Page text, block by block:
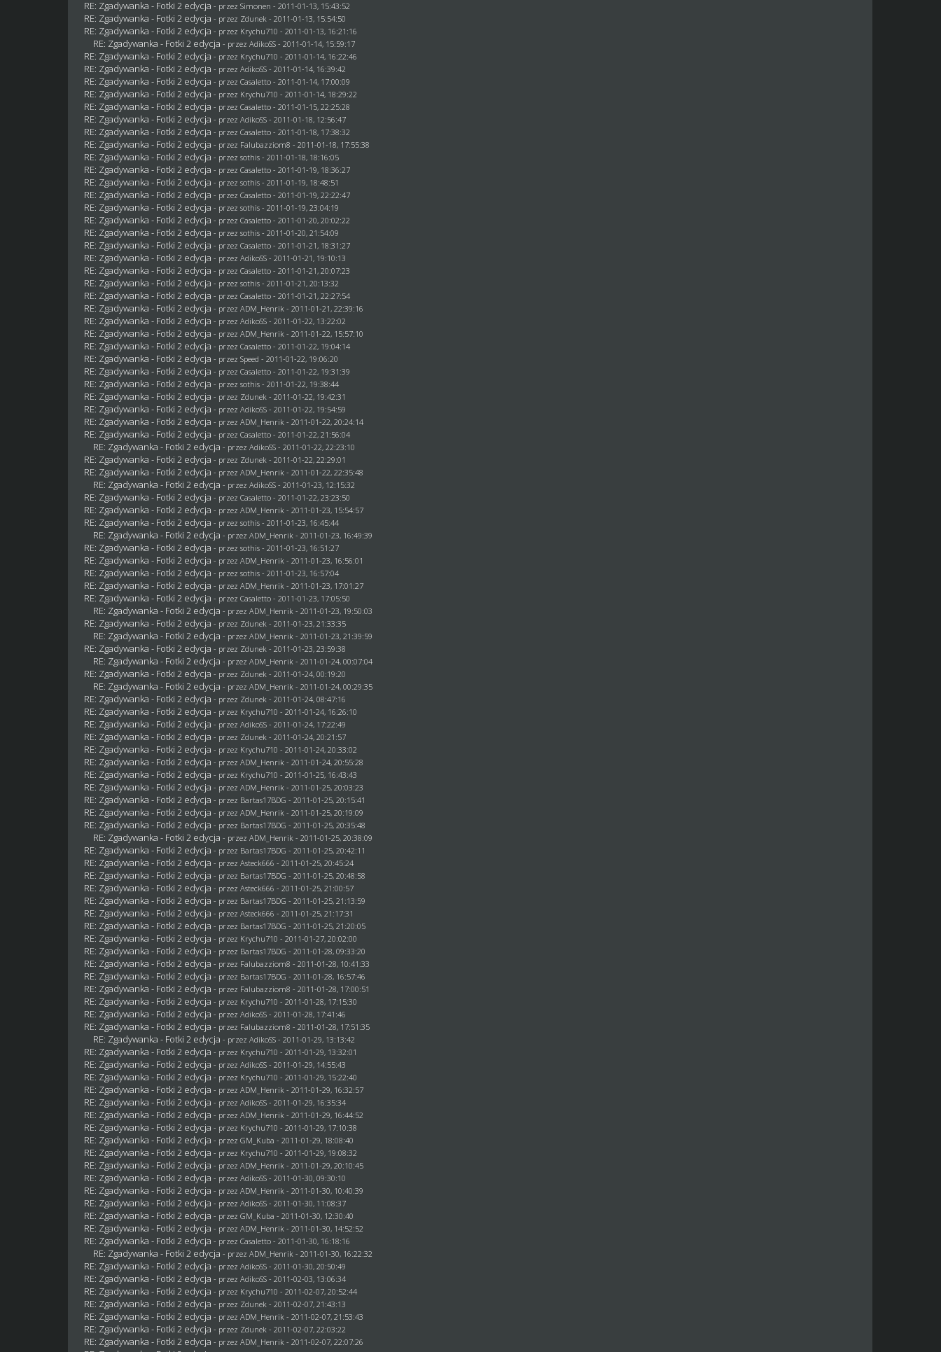
RE: Zgadywanka - Fotki 2 edycja - przezSimonen - 2011-01-13, 15:43:52
RE: Zgadywanka - Fotki 2 edycja - przez Zdunek - 2011-01-13, 15:54:50
RE: Zgadywanka - Fotki 2 edycja - przez Krychu710 - 2011-01-13, 16:21:16
RE: Zgadywanka - Fotki 2 edycja - przez AdikoSS - 2011-01-14, 15:59:17
RE: Zgadywanka - Fotki 2 edycja - przez Krychu710 - 2011-01-14, 16:22:46
RE: Zgadywanka - Fotki 2 edycja - przez AdikoSS - 2011-01-14, 16:39:42
RE: Zgadywanka - Fotki 2 edycja - przezCasaletto - 2011-01-14, 17:00:09
RE: Zgadywanka - Fotki 2 edycja - przez Krychu710 - 2011-01-14, 18:29:22
RE: Zgadywanka - Fotki 2 edycja - przezCasaletto - 2011-01-15, 22:25:28
RE: Zgadywanka - Fotki 2 edycja - przez AdikoSS - 2011-01-18, 12:56:47
RE: Zgadywanka - Fotki 2 edycja - przezCasaletto - 2011-01-18, 17:38:32
RE: Zgadywanka - Fotki 2 edycja - przez Falubazziom8 - 2011-01-18, 17:55:38
RE: Zgadywanka - Fotki 2 edycja - przezsothis - 2011-01-18, 18:16:05
RE: Zgadywanka - Fotki 2 edycja - przezCasaletto - 2011-01-19, 18:36:27
RE: Zgadywanka - Fotki 2 edycja - przezsothis - 2011-01-19, 18:48:51
RE: Zgadywanka - Fotki 2 edycja - przezCasaletto - 2011-01-19, 22:22:47
RE: Zgadywanka - Fotki 2 edycja - przezsothis - 2011-01-19, 23:04:19
RE: Zgadywanka - Fotki 2 edycja - przezCasaletto - 2011-01-20, 20:02:22
RE: Zgadywanka - Fotki 2 edycja - przezsothis - 2011-01-20, 21:54:09
RE: Zgadywanka - Fotki 2 edycja - przezCasaletto - 2011-01-21, 18:31:27
RE: Zgadywanka - Fotki 2 edycja - przez AdikoSS - 2011-01-21, 19:10:13
RE: Zgadywanka - Fotki 2 edycja - przezCasaletto - 2011-01-21, 20:07:23
RE: Zgadywanka - Fotki 2 edycja - przezsothis - 2011-01-21, 20:13:32
RE: Zgadywanka - Fotki 2 edycja - przezCasaletto - 2011-01-21, 22:27:54
RE: Zgadywanka - Fotki 2 edycja - przezADM_Henrik - 2011-01-21, 22:39:16
RE: Zgadywanka - Fotki 2 edycja - przez AdikoSS - 2011-01-22, 13:22:02
RE: Zgadywanka - Fotki 2 edycja - przezADM_Henrik - 2011-01-22, 15:57:10
RE: Zgadywanka - Fotki 2 edycja - przezCasaletto - 2011-01-22, 19:04:14
RE: Zgadywanka - Fotki 2 edycja - przezSpeed - 2011-01-22, 19:06:20
RE: Zgadywanka - Fotki 2 edycja - przezCasaletto - 2011-01-22, 19:31:39
RE: Zgadywanka - Fotki 2 edycja - przezsothis - 2011-01-22, 19:38:44
RE: Zgadywanka - Fotki 2 edycja - przez Zdunek - 2011-01-22, 19:42:31
RE: Zgadywanka - Fotki 2 edycja - przez AdikoSS - 2011-01-22, 19:54:59
RE: Zgadywanka - Fotki 2 edycja - przezADM_Henrik - 2011-01-22, 20:24:14
RE: Zgadywanka - Fotki 2 edycja - przezCasaletto - 2011-01-22, 21:56:04
RE: Zgadywanka - Fotki 2 edycja - przez AdikoSS - 2011-01-22, 22:23:10
RE: Zgadywanka - Fotki 2 edycja - przez Zdunek - 2011-01-22, 22:29:01
RE: Zgadywanka - Fotki 2 edycja - przezADM_Henrik - 2011-01-22, 22:35:48
RE: Zgadywanka - Fotki 2 edycja - przez AdikoSS - 2011-01-23, 12:15:32
RE: Zgadywanka - Fotki 2 edycja - przezCasaletto - 2011-01-22, 23:23:50
RE: Zgadywanka - Fotki 2 edycja - przezADM_Henrik - 2011-01-23, 15:54:57
RE: Zgadywanka - Fotki 2 edycja - przezsothis - 2011-01-23, 16:45:44
RE: Zgadywanka - Fotki 2 edycja - przezADM_Henrik - 2011-01-23, 16:49:39
RE: Zgadywanka - Fotki 2 edycja - przezsothis - 2011-01-23, 16:51:27
RE: Zgadywanka - Fotki 2 edycja - przezADM_Henrik - 2011-01-23, 16:56:01
RE: Zgadywanka - Fotki 2 edycja - przezsothis - 2011-01-23, 16:57:04
RE: Zgadywanka - Fotki 2 edycja - przezADM_Henrik - 2011-01-23, 17:01:27
RE: Zgadywanka - Fotki 2 edycja - przezCasaletto - 2011-01-23, 17:05:50
RE: Zgadywanka - Fotki 2 edycja - przezADM_Henrik - 2011-01-23, 19:50:03
RE: Zgadywanka - Fotki 2 edycja - przez Zdunek - 2011-01-23, 21:33:35
RE: Zgadywanka - Fotki 2 edycja - przezADM_Henrik - 2011-01-23, 21:39:59
RE: Zgadywanka - Fotki 2 edycja - przez Zdunek - 2011-01-23, 23:59:38
RE: Zgadywanka - Fotki 2 edycja - przezADM_Henrik - 2011-01-24, 00:07:04
RE: Zgadywanka - Fotki 2 edycja - przez Zdunek - 2011-01-24, 00:19:20
RE: Zgadywanka - Fotki 2 edycja - przezADM_Henrik - 2011-01-24, 00:29:35
RE: Zgadywanka - Fotki 2 edycja - przez Zdunek - 2011-01-24, 08:47:16
RE: Zgadywanka - Fotki 2 edycja - przez Krychu710 - 2011-01-24, 16:26:10
RE: Zgadywanka - Fotki 2 edycja - przez AdikoSS - 2011-01-24, 17:22:49
RE: Zgadywanka - Fotki 2 edycja - przez Zdunek - 2011-01-24, 20:21:57
RE: Zgadywanka - Fotki 2 edycja - przez Krychu710 - 2011-01-24, 20:33:02
RE: Zgadywanka - Fotki 2 edycja - przezADM_Henrik - 2011-01-24, 20:55:28
RE: Zgadywanka - Fotki 2 edycja - przez Krychu710 - 2011-01-25, 16:43:43
RE: Zgadywanka - Fotki 2 edycja - przezADM_Henrik - 2011-01-25, 20:03:23
RE: Zgadywanka - Fotki 2 edycja - przez Bartas17BDG - 2011-01-25, 20:15:41
RE: Zgadywanka - Fotki 2 edycja - przezADM_Henrik - 2011-01-25, 20:19:09
RE: Zgadywanka - Fotki 2 edycja - przez Bartas17BDG - 2011-01-25, 20:35:48
RE: Zgadywanka - Fotki 2 edycja - przezADM_Henrik - 2011-01-25, 20:38:09
RE: Zgadywanka - Fotki 2 edycja - przez Bartas17BDG - 2011-01-25, 20:42:11
RE: Zgadywanka - Fotki 2 edycja - przez Asteck666 - 2011-01-25, 20:45:24
RE: Zgadywanka - Fotki 2 edycja - przez Bartas17BDG - 2011-01-25, 20:48:58
RE: Zgadywanka - Fotki 2 edycja - przez Asteck666 - 2011-01-25, 21:00:57
RE: Zgadywanka - Fotki 2 edycja - przez Bartas17BDG - 2011-01-25, 21:13:59
RE: Zgadywanka - Fotki 2 edycja - przez Asteck666 - 2011-01-25, 21:17:31
RE: Zgadywanka - Fotki 2 edycja - przez Bartas17BDG - 2011-01-25, 21:20:05
RE: Zgadywanka - Fotki 2 edycja - przez Krychu710 - 2011-01-27, 20:02:00
RE: Zgadywanka - Fotki 2 edycja - przez Bartas17BDG - 2011-01-28, 09:33:20
RE: Zgadywanka - Fotki 2 edycja - przez Falubazziom8 - 2011-01-28, 10:41:33
RE: Zgadywanka - Fotki 2 edycja - przez Bartas17BDG - 2011-01-28, 16:57:46
RE: Zgadywanka - Fotki 2 edycja - przez Falubazziom8 - 2011-01-28, 17:00:51
RE: Zgadywanka - Fotki 2 edycja - przez Krychu710 - 2011-01-28, 17:15:30
RE: Zgadywanka - Fotki 2 edycja - przez AdikoSS - 2011-01-28, 17:41:46
RE: Zgadywanka - Fotki 2 edycja - przez Falubazziom8 - 2011-01-28, 17:51:35
RE: Zgadywanka - Fotki 2 edycja - przez AdikoSS - 2011-01-29, 13:13:42
RE: Zgadywanka - Fotki 2 edycja - przez Krychu710 - 2011-01-29, 13:32:01
RE: Zgadywanka - Fotki 2 edycja - przez AdikoSS - 2011-01-29, 14:55:43
RE: Zgadywanka - Fotki 2 edycja - przez Krychu710 - 2011-01-29, 15:22:40
RE: Zgadywanka - Fotki 2 edycja - przezADM_Henrik - 2011-01-29, 16:32:57
RE: Zgadywanka - Fotki 2 edycja - przez AdikoSS - 2011-01-29, 16:35:34
RE: Zgadywanka - Fotki 2 edycja - przezADM_Henrik - 2011-01-29, 16:44:52
RE: Zgadywanka - Fotki 2 edycja - przez Krychu710 - 2011-01-29, 17:10:38
RE: Zgadywanka - Fotki 2 edycja - przezGM_Kuba - 2011-01-29, 18:08:40
RE: Zgadywanka - Fotki 2 edycja - przez Krychu710 - 2011-01-29, 19:08:32
RE: Zgadywanka - Fotki 2 edycja - przezADM_Henrik - 2011-01-29, 20:10:45
RE: Zgadywanka - Fotki 2 edycja - przez AdikoSS - 2011-01-30, 09:30:10
RE: Zgadywanka - Fotki 2 edycja - przezADM_Henrik - 2011-01-30, 10:40:39
RE: Zgadywanka - Fotki 2 edycja - przez AdikoSS - 2011-01-30, 11:08:37
RE: Zgadywanka - Fotki 2 edycja - przezGM_Kuba - 2011-01-30, 12:30:40
RE: Zgadywanka - Fotki 2 edycja - przezADM_Henrik - 2011-01-30, 14:52:52
RE: Zgadywanka - Fotki 2 edycja - przezCasaletto - 2011-01-30, 16:18:16
RE: Zgadywanka - Fotki 2 edycja - przezADM_Henrik - 2011-01-30, 16:22:32
RE: Zgadywanka - Fotki 2 edycja - przez AdikoSS - 2011-01-30, 20:50:49
RE: Zgadywanka - Fotki 2 edycja - przez AdikoSS - 2011-02-03, 13:06:34
RE: Zgadywanka - Fotki 2 edycja - przez Krychu710 - 2011-02-07, 20:52:44
RE: Zgadywanka - Fotki 2 edycja - przez Zdunek - 2011-02-07, 21:43:13
RE: Zgadywanka - Fotki 2 edycja - przezADM_Henrik - 2011-02-07, 21:53:43
RE: Zgadywanka - Fotki 2 edycja - przez Zdunek - 2011-02-07, 22:03:22
RE: Zgadywanka - Fotki 2 edycja - przezADM_Henrik - 2011-02-07, 22:07:26